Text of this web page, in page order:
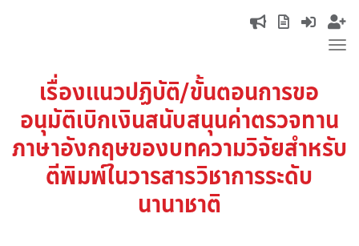
navigation
เรื่องแนวปฏิบัติ/ขั้นตอนการขอ
อนุมัติเบิกเงินสนับสนุนค่าตรวจทาน
ภาษาอังกฤษของบทความวิจัยสำหรับ
ตีพิมพ์ในวารสารวิชาการระดับ
นานาชาติ